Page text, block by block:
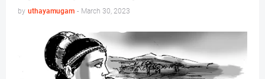
by uthayamugam - March 30, 2023